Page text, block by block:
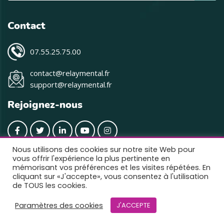
Contact
07.55.25.75.00
contact@relaymental.fr
support@relaymental.fr
Rejoignez-nous
BISICOM
Nous utilisons des cookies sur notre site Web pour
vous offrir l'expérience la plus pertinente en
mémorisant vos préférences et les visites répétées. En
cliquant sur «J'accepte», vous consentez à l'utilisation
de TOUS les cookies.
Paramètres des cookies
J'ACCEPTE